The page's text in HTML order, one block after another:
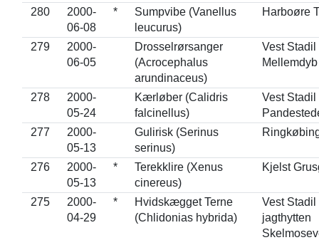
280
2000-
06-08
*
Sumpvibe (Vanellus
leucurus)
Harboøre
279
2000-
06-05
Drosselrørsanger
(Acrocephalus
arundinaceus)
Vest Stadil
Mellemdyb
278
2000-
05-24
Kærløber (Calidris
falcinellus)
Vest Stadil
277
2000-
05-13
Gulirisk (Serinus
serinus)
276
2000-
05-13
*
Terekklire (Xenus
cinereus)
Kjelst
275
2000-
04-29
*
Hvidskægget Terne
(Chlidonias hybrida)
Vest
jagthytten